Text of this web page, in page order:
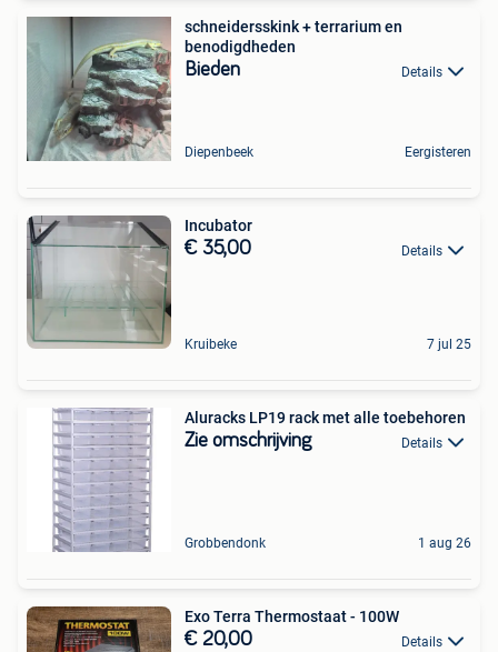
schneidersskink + terrarium en
benodigdheden
Bieden Details
Diepenbeek Eergisteren
Incubator
€ 35,00 Details
Kruibeke 7 jul 25
Aluracks LP19 rack met alle toebehoren
Zie omschrijving Details
Grobbendonk 1 aug 26
Exo Terra Thermostaat - 100W
€ 20,00 Details